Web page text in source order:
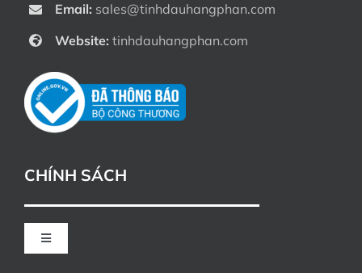
Email: sales@tinhdauhangphan.com
Website: tinhdauhangphan.com
CHÍNH SÁCH
Toggle